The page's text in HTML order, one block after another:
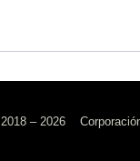
– 2026